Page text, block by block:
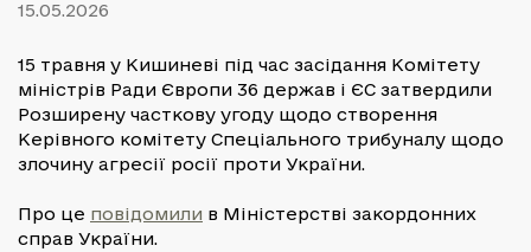
15.05.2026
15 травня у Кишиневі під час засідання Комітету
міністрів Ради Європи 36 держав і ЄС затвердили
Розширену часткову угоду щодо створення
Керівного комітету Спеціального трибуналу щодо
злочину агресії росії проти України.
Про це повідомили в Міністерстві закордонних
справ України.